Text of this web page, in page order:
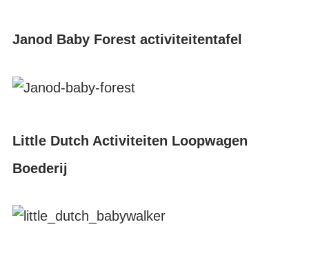
Janod Baby Forest activiteitentafel
Little Dutch Activiteiten Loopwagen
Boederij